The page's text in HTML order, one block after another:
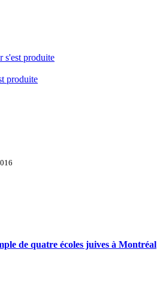
s'est produite
produite
de quatre écoles juives à Montréal